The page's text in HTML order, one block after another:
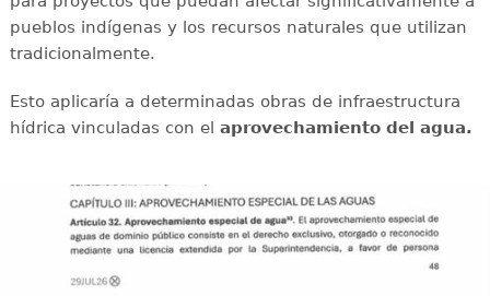
pueblos indígenas y los recursos naturales que utilizan
tradicionalmente.
Esto aplicaría a determinadas obras de infraestructura
hídrica vinculadas con el aprovechamiento del agua.